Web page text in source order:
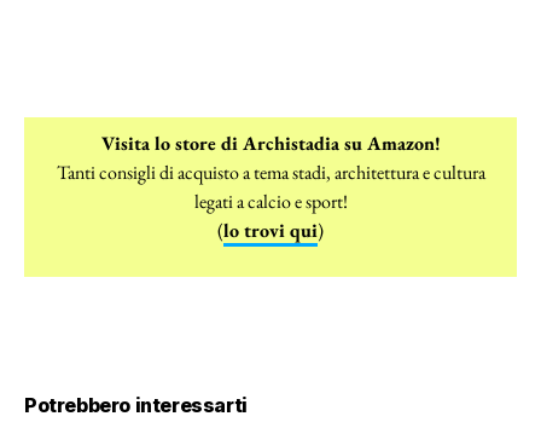
Visita lo store di Archistadia su Amazon!
Tanti consigli di acquisto a tema stadi, architettura e cultura
legati a calcio e sport!
(lo trovi qui)
Potrebbero interessarti